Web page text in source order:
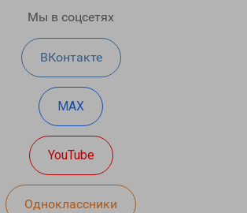
Мы в соцсетях
ВКонтакте
MAX
YouTube
Одноклассники